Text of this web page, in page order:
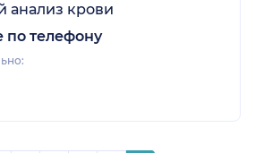
анализ крови
по телефону